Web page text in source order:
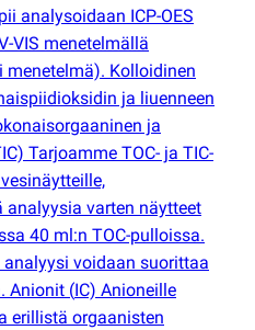
analysoidaan ICP-OES
VIS menetelmällä
menetelmä). Kolloidinen
ja liuenneen
ja
Tarjoamme TOC- ja TIC-
varten näytteet
40 ml:n TOC-pulloissa.
analyysi voidaan suorittaa
Anionit (IC) Anioneille
erillistä orgaanisten